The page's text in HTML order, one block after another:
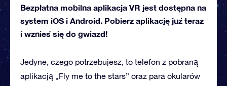
Bezpłatna mobilna aplikacja VR jest dostępna na
system iOS i Android. Pobierz aplikację już teraz
i wznieś się do gwiazd!
Jedyne, czego potrzebujesz, to telefon z pobraną
aplikacją „Fly me to the stars” oraz para okularów